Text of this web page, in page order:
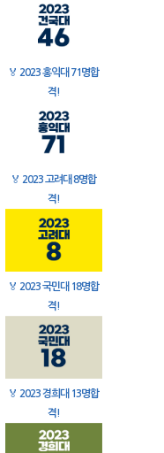
🏅 2023 홍익대 71명합
격!
🏅 2023 고려대 8명합
격!
🏅 2023 국민대 18명합
격!
🏅 2023 경희대 13명합
격!